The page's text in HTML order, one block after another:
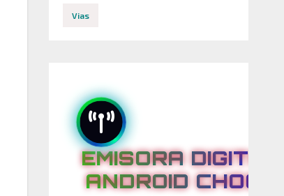
Vias
EMISORA DIGITAL
ANDROID CHOCO